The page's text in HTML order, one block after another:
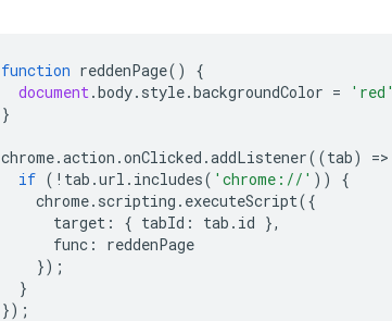
function reddenPage()
{
document.body. style.backgroundColor = 'red'
}
chrome.action .onClicked .addListener((tab) =>
if ( ! tab .url . includes( 'chrome://' ))
{
chrome. scripting . executeScript({
target : { tabId : tab . id },
func :
reddenPage
});
}
});